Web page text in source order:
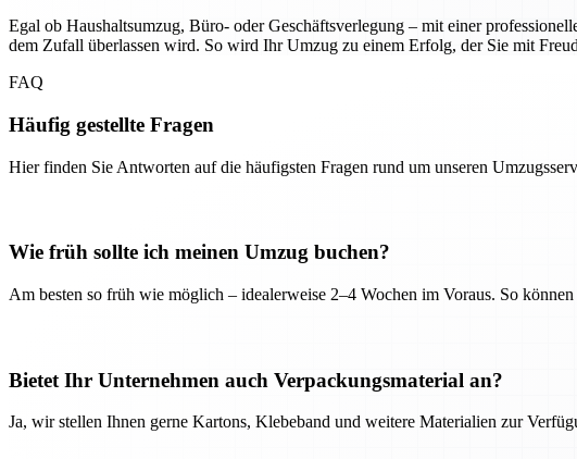
Egal ob Haushaltsumzug, Büro- oder Geschäftsverlegung – mit einer
dem Zufall überlassen wird. So wird Ihr Umzug zu einem Erfolg, der Sie mit
FAQ
Häufig gestellte Fragen
Hier finden Sie Antworten auf die häufigsten Fragen rund um unseren
Wie früh sollte ich meinen Umzug buchen?
Am besten so früh wie möglich – idealerweise 2–4 Wochen im Voraus. So
Bietet Ihr Unternehmen auch Verpackungsmaterial an?
Ja, wir stellen Ihnen gerne Kartons, Klebeband und weitere Materialien zur